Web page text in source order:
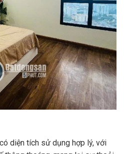
diện tích sử dụng hợp lý, với